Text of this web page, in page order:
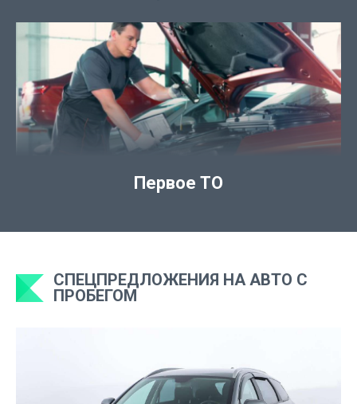
Первое ТО
СПЕЦПРЕДЛОЖЕНИЯ НА АВТО С
ПРОБЕГОМ